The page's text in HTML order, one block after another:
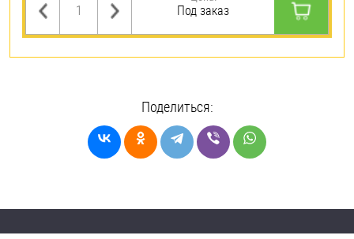
Под заказ
Поделиться: